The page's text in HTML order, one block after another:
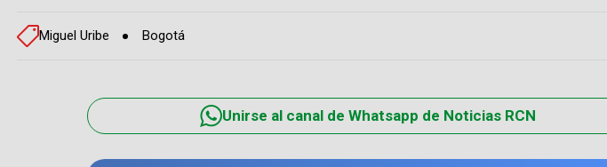
Miguel Uribe Bogotá
Unirse al canal de Whatsapp de Noticias RCN